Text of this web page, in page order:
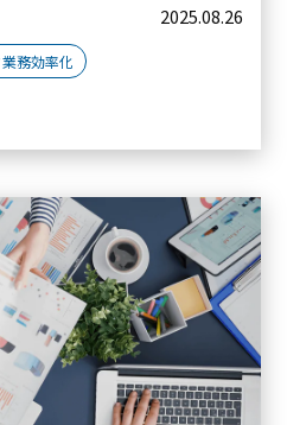
業務効率化
2025.08.26